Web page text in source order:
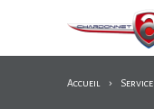
Accueil Service